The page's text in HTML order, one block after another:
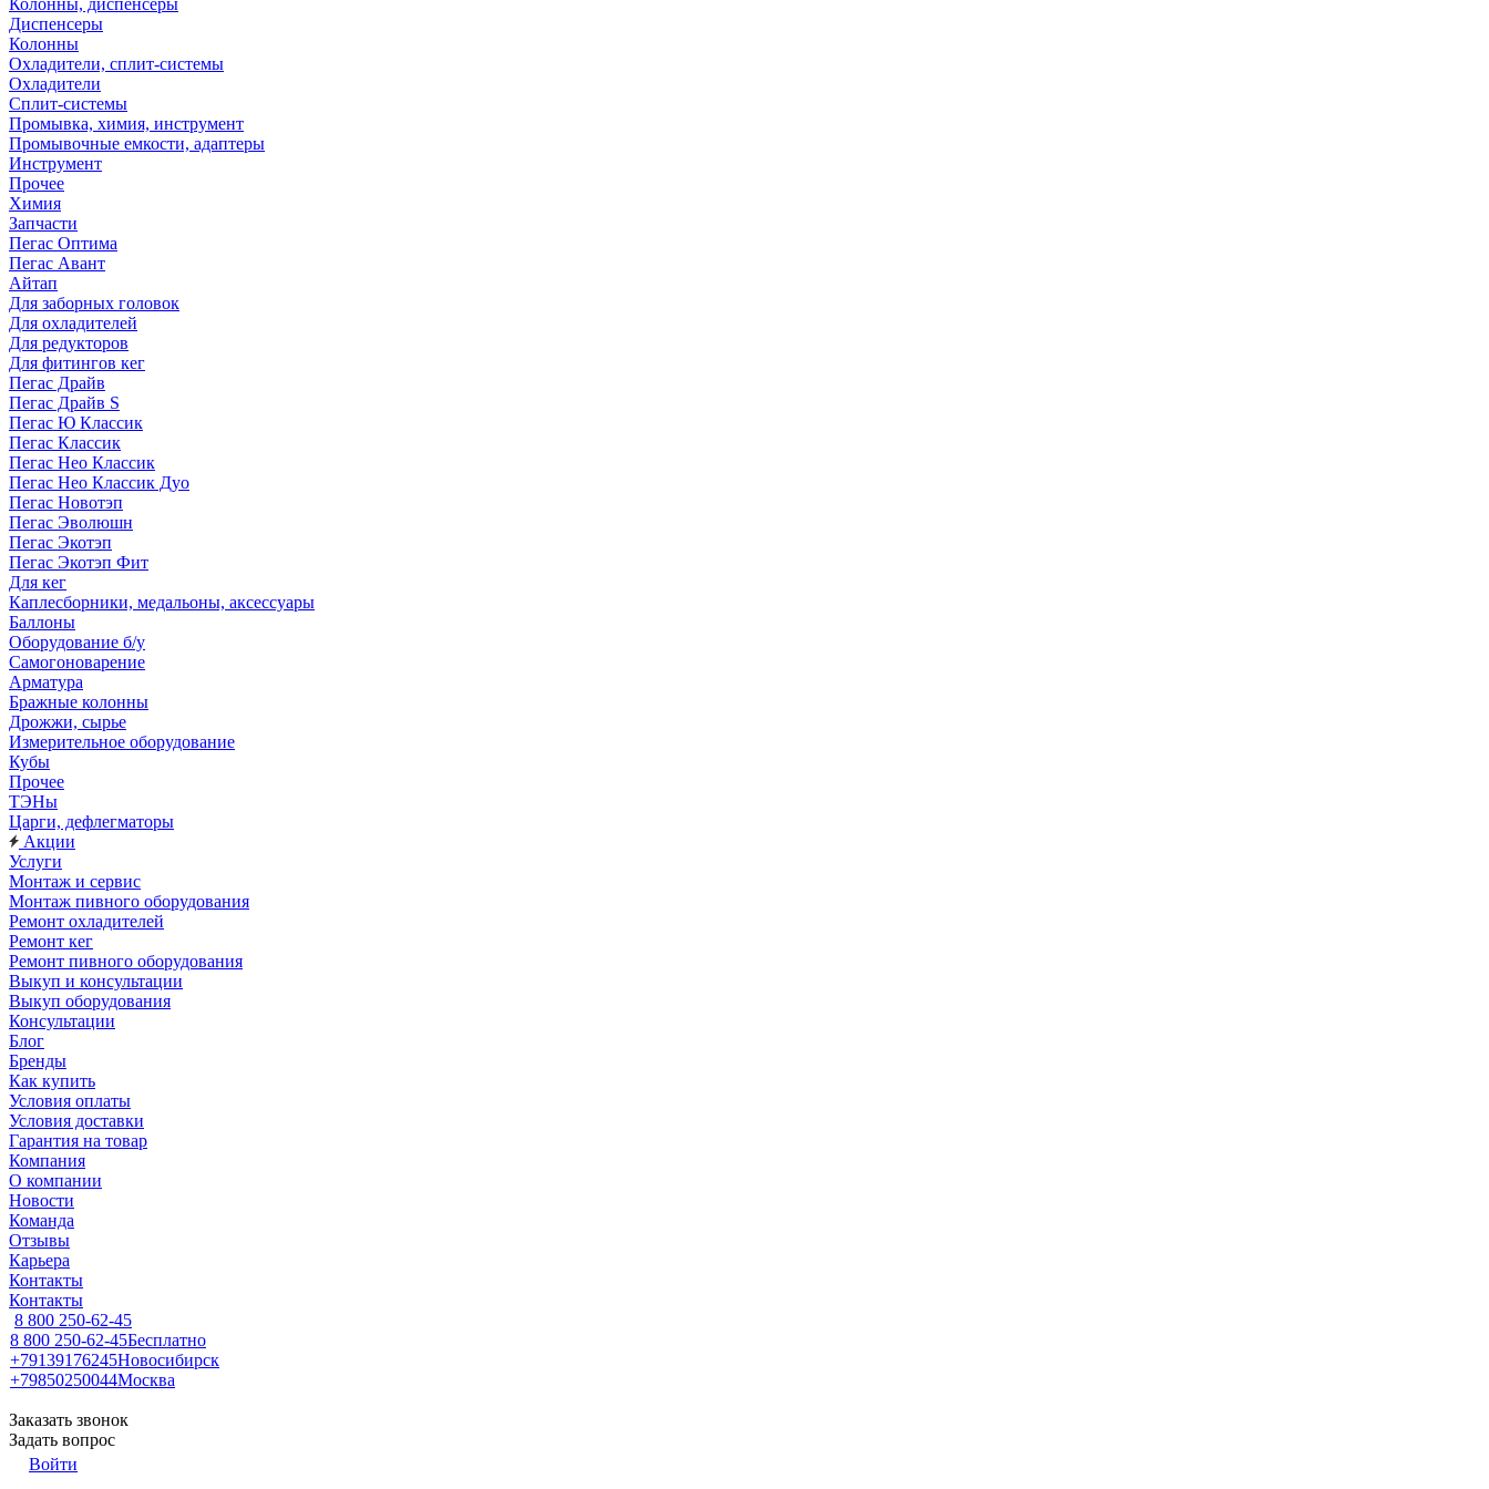
Колонны, диспенсеры
Диспенсеры
Колонны
Охладители, сплит-системы
Охладители
Сплит-системы
Промывка, химия, инструмент
Промывочные емкости, адаптеры
Инструмент
Прочее
Химия
Запчасти
Пегас Оптима
Пегас Авант
Айтап
Для заборных головок
Для охладителей
Для редукторов
Для фитингов кег
Пегас Драйв
Пегас Драйв S
Пегас Ю Классик
Пегас Классик
Пегас Нео Классик
Пегас Нео Классик Дуо
Пегас Новотэп
Пегас Эволюшн
Пегас Экотэп
Пегас Экотэп Фит
Для кег
Каплесборники, медальоны, аксессуары
Баллоны
Оборудование б/у
Самогоноварение
Арматура
Бражные колонны
Дрожжи, сырье
Измерительное оборудование
Кубы
Прочее
ТЭНы
Царги, дефлегматоры
Акции
Услуги
Монтаж и сервис
Монтаж пивного оборудования
Ремонт охладителей
Ремонт кег
Ремонт пивного оборудования
Выкуп и консультации
Выкуп оборудования
Консультации
Блог
Бренды
Как купить
Условия оплаты
Условия доставки
Гарантия на товар
Компания
О компании
Новости
Команда
Отзывы
Карьера
Контакты
Контакты
8 800 250-62-45
8 800 250-62-45Бесплатно
+79139176245Новосибирск
+79850250044Москва
Заказать звонок
Задать вопрос
Войти